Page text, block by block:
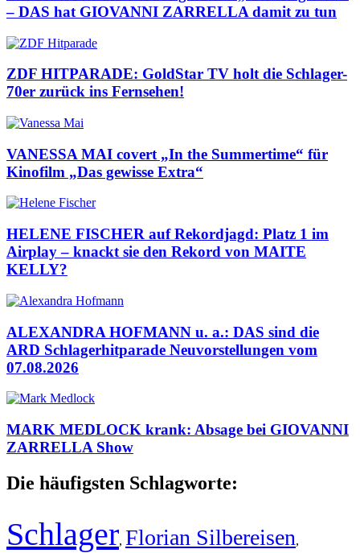
– DAS hat GIOVANNI ZARRELLA damit zu tun
ZDF HITPARADE: GoldStar TV holt die Schlager-
70er zurück ins Fernsehen!
VANESSA MAI covert „In the Summertime“ für
Kinofilm „Das gewisse Extra“
HELENE FISCHER auf Rekordjagd: Platz 1 im
Airplay – knackt sie den Rekord von MAITE
KELLY?
ALEXANDRA HOFMANN u. a.: DAS sind die
ARD Schlagerhitparade Neuvorstellungen vom
07.08.2026
MARK MEDLOCK krank: Absage bei GIOVANNI
ZARRELLA Show
Die häufigsten Schlagworte:
Schlager, Florian Silbereisen,